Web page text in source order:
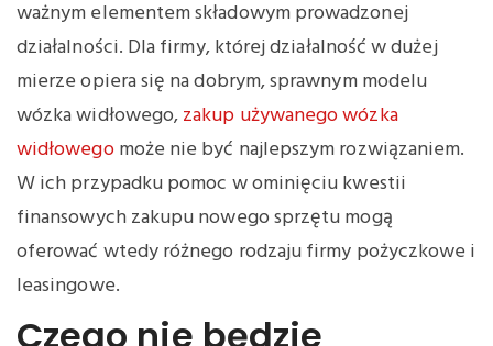
ważnym elementem składowym prowadzonej
działalności. Dla firmy, której działalność w dużej
mierze opiera się na dobrym, sprawnym modelu
wózka widłowego,zakup używanego wózka
widłowegomoże nie być najlepszym rozwiązaniem.
W ich przypadku pomoc w ominięciu kwestii
finansowych zakupu nowego sprzętu mogą
oferować wtedy różnego rodzaju firmy pożyczkowe i
leasingowe.
Czego nie będzie